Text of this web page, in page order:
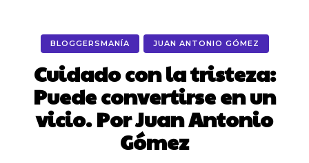
BLOGGERSMANÍA JUAN ANTONIO GÓMEZ
Cuidado con la tristeza:
Puede convertirse en un
vicio. Por Juan Antonio
Gómez